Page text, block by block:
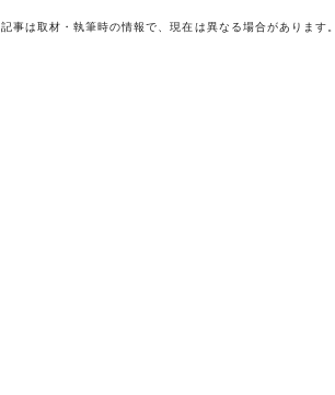
記事は取材・執筆時の情報で、現在は異なる場合があります。